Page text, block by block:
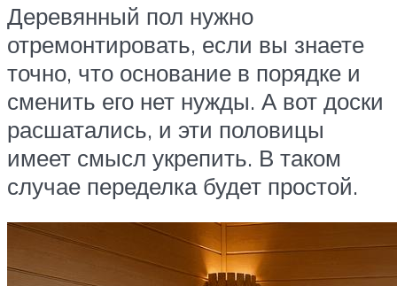
Деревянный пол нужно
отремонтировать, если вы знаете
точно, что основание в порядке и
сменить его нет нужды. А вот доски
расшатались, и эти половицы
имеет смысл укрепить. В таком
случае переделка будет простой.